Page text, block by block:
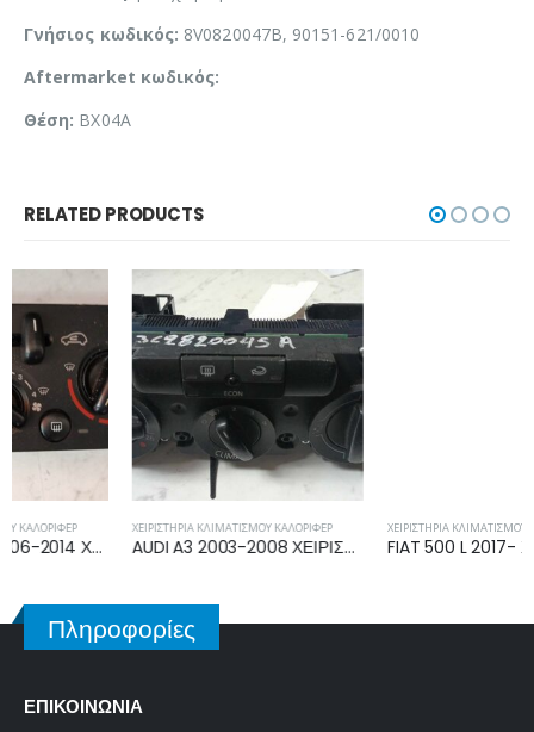
Γνήσιος κωδικός: 8V0820047B, 90151-621/0010
Aftermarket κωδικός:
Θέση: BX04A
RELATED PRODUCTS
ΧΕΙΡΙΣΤΉΡΙΑ ΚΛΙΜΑΤΙΣΜΟΎ ΚΑΛΟΡΙΦΈΡ
AUDI A3 2003-2008 ΧΕΙΡΙΣΤΗΡΙΟ ΚΑΛΟΡΙΦΕΡ ΚΛΙΜΑΤΙΣΜΟΥ 3C2820045A
ΧΕΙΡΙΣΤΉΡΙΑ ΚΛΙΜΑΤΙΣΜΟΎ ΚΑΛΟΡΙΦΈΡ
FIAT 500 L 2017- ΧΕΙΡΙΣΤΗΡΙΟ ΚΑΛΟΡΙΦΕΡ ΚΛΙΜΑΤΙΣΜΟΥ 735688420
Πληροφορίες
ΕΠΙΚΟΙΝΩΝΊΑ